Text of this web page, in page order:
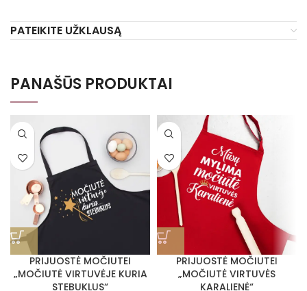
PATEIKITE UŽKLAUSĄ
PANAŠŪS PRODUKTAI
PRIJUOSTĖ MOČIUTEI
„MOČIUTĖ VIRTUVĖJE KURIA
STEBUKLUS“
PRIJUOSTĖ MOČIUTEI
„MOČIUTĖ VIRTUVĖS
KARALIENĖ“